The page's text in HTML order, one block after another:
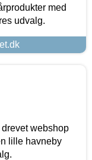
med
udvalg.
webshop
lille havneby